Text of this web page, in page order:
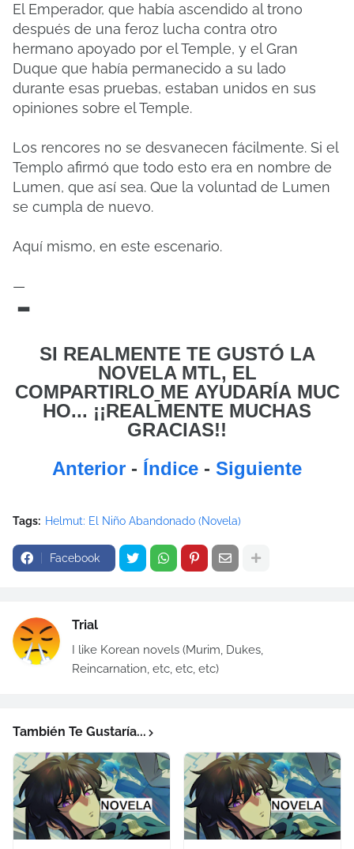
El Emperador, que había ascendido al trono
después de una feroz lucha contra otro
hermano apoyado por el Temple, y el Gran
Duque que había permanecido a su lado
durante esas pruebas, estaban unidos en sus
opiniones sobre el Temple.
Los rencores no se desvanecen fácilmente. Si el
Templo afirmó que todo esto era en nombre de
Lumen, que así sea. Que la voluntad de Lumen
se cumpla de nuevo.
Aquí mismo, en este escenario.
—-
SI REALMENTE TE GUSTÓ LA
NOVELA MTL, EL
COMPARTIRLO ME AYUDARÍA MUC
HO... ¡¡REALMENTE MUCHAS
GRACIAS!!
Anterior - Índice - Siguiente
Tags: Helmut: El Niño Abandonado (Novela)
Facebook
Trial
I like Korean novels (Murim, Dukes,
Reincarnation, etc, etc, etc)
También Te Gustaría...